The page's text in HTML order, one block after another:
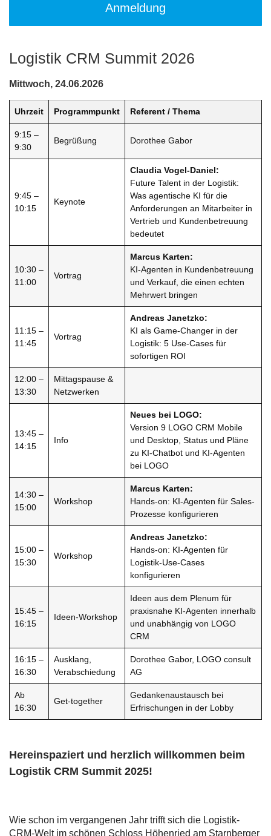
Anmeldung
Logistik CRM Summit 2026
Mittwoch, 24.06.2026
Uhrzeit Programmpunkt Referent / Thema
9:15 –
9:30
Begrüßung Dorothee Gabor
9:45 –
10:15
Keynote
Claudia Vogel-Daniel:
Future Talent in der Logistik:
Was agentische KI für die
Anforderungen an Mitarbeiter in
Vertrieb und Kundenbetreuung
bedeutet
10:30 –
11:00
Vortrag
Marcus Karten:
KI-Agenten in Kundenbetreuung
und Verkauf, die einen echten
Mehrwert bringen
11:15 –
11:45
Vortrag
Andreas Janetzko:
KI als Game-Changer in der
Logistik: 5 Use-Cases für
sofortigen ROI
12:00 –
13:30
Mittagspause &
Netzwerken
13:45 –
14:15
Info
Neues bei LOGO:
Version 9 LOGO CRM Mobile
und Desktop, Status und Pläne
zu KI-Chatbot und KI-Agenten
bei LOGO
14:30 –
15:00
Workshop
Marcus Karten:
Hands-on: KI-Agenten für Sales-
Prozesse konfigurieren
15:00 –
15:30
Workshop
Andreas Janetzko:
Hands-on: KI-Agenten für
Logistik-Use-Cases
konfigurieren
15:45 –
16:15
Ideen-Workshop
Ideen aus dem Plenum für
praxisnahe KI-Agenten innerhalb
und unabhängig von LOGO
CRM
16:15 –
16:30
Ausklang,
Verabschiedung
Dorothee Gabor, LOGO consult
AG
Ab
16:30
Get-together
Gedankenaustausch bei
Erfrischungen in der Lobby
Hereinspaziert und herzlich willkommen beim
Logistik CRM Summit 2025!
Wie schon im vergangenen Jahr trifft sich die Logistik-
CRM-Welt im schönen Schloss Höhenried am Starnberger